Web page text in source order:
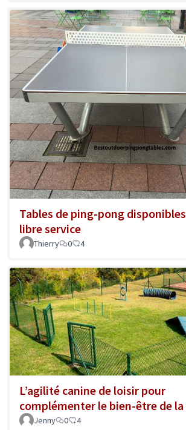
Tables de ping-pong
libre service
Thierry 0 4
L’agilité canine de loisir pour
complémenter le bien-être de
Jenny 0 4